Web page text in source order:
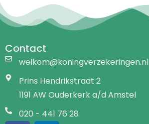
Contact
welkom@koningverzekeringen.nl
Prins Hendrikstraat 2
1191 AW Ouderkerk a/d Amstel
020 - 441 76 28